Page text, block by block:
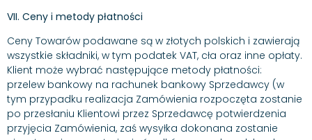
VII. Ceny i metody płatności
Ceny Towarów podawane są w złotych polskich i zawierają
wszystkie składniki, w tym podatek VAT, cła oraz inne opłaty.
Klient może wybrać następujące metody płatności:
przelew bankowy na rachunek bankowy Sprzedawcy (w
tym przypadku realizacja Zamówienia rozpoczęta zostanie
po przesłaniu Klientowi przez Sprzedawcę potwierdzenia
przyjęcia Zamówienia, zaś wysyłka dokonana zostanie